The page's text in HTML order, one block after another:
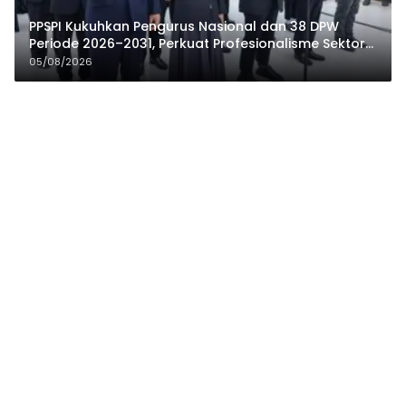
PPSPI Kukuhkan Pengurus Nasional dan 38 DPW
Periode 2026–2031, Perkuat Profesionalisme Sektor
Publik
05/08/2026